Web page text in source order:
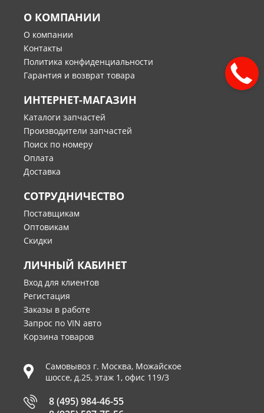
О КОМПАНИИ
О компании
Контакты
Политика конфиденциальности
Гарантия и возврат товара
ИНТЕРНЕТ-МАГАЗИН
Каталоги запчастей
Производители запчастей
Поиск по номеру
Оплата
Доставка
СОТРУДНИЧЕСТВО
Поставщикам
Оптовикам
Скидки
ЛИЧНЫЙ КАБИНЕТ
Вход для клиентов
Регистация
Заказы в работе
Запрос по VIN авто
Корзина товаров
Самовывоз г. Москва, Можайское
шоссе, д.25, этаж 1, офис 119/3
8 (495) 984-46-55